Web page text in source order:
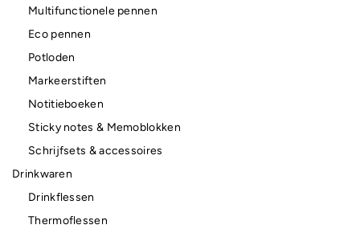
Multifunctionele pennen
Eco pennen
Potloden
Markeerstiften
Notitieboeken
Sticky notes & Memoblokken
Schrijfsets & accessoires
Drinkwaren
Drinkflessen
Thermoflessen